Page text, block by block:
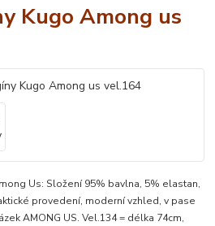
Kugo Among us
Us: Složení 95% bavlna, 5% elastan,
provedení, moderní vzhled, v pase
AMONG US. Vel.134 = délka 74cm,